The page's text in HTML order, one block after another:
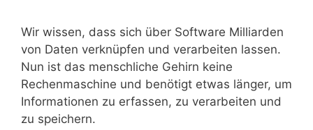
Wir wissen, dass sich über Software Milliarden
von Daten verknüpfen und verarbeiten lassen.
Nun ist das menschliche Gehirn keine
Rechenmaschine und benötigt etwas länger, um
Informationen zu erfassen, zu verarbeiten und
zu speichern.